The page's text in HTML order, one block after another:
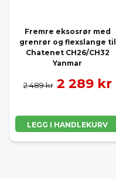
Fremre eksosrør med
grenrør og flexslange til
Chatenet CH26/CH32
Yanmar
2 489 kr 2 289 kr
LEGG I HANDLEKURV